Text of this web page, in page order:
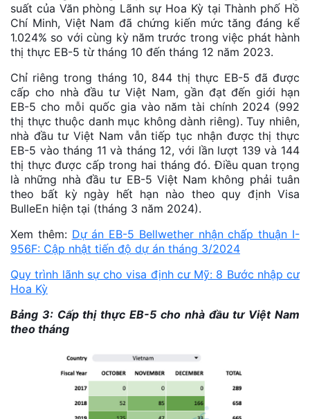
suất của Văn phòng Lãnh sự Hoa Kỳ tại Thành phố Hồ
Chí Minh, Việt Nam đã chứng kiến ​mức tăng đáng kể
1.024% so với cùng kỳ năm trước trong việc phát hành
thị thực EB-5 từ tháng 10 đến tháng 12 năm 2023.
Chỉ riêng trong tháng 10, 844 thị thực EB-5 đã được
cấp cho nhà đầu tư Việt Nam, gần đạt đến giới hạn
EB-5 cho mỗi quốc gia vào năm tài chính 2024 (992
thị thực thuộc danh mục không dành riêng). Tuy nhiên,
nhà đầu tư Việt Nam vẫn tiếp tục nhận được thị thực
EB-5 vào tháng 11 và tháng 12, với lần lượt 139 và 144
thị thực được cấp trong hai tháng đó. Điều quan trọng
là những nhà đầu tư EB-5 Việt Nam không phải tuân
theo bất kỳ ngày hết hạn nào theo quy định Visa
BulleEn hiện tại (tháng 3 năm 2024).
Xem thêm: Dự án EB-5 Bellwether nhận chấp thuận I-
956F: Cập nhật tiến độ dự án tháng 3/2024
Quy trình lãnh sự cho visa định cư Mỹ: 8 Bước nhập cư
Hoa Kỳ
Bảng 3: Cấp thị thực EB-5 cho nhà đầu tư Việt Nam
theo tháng